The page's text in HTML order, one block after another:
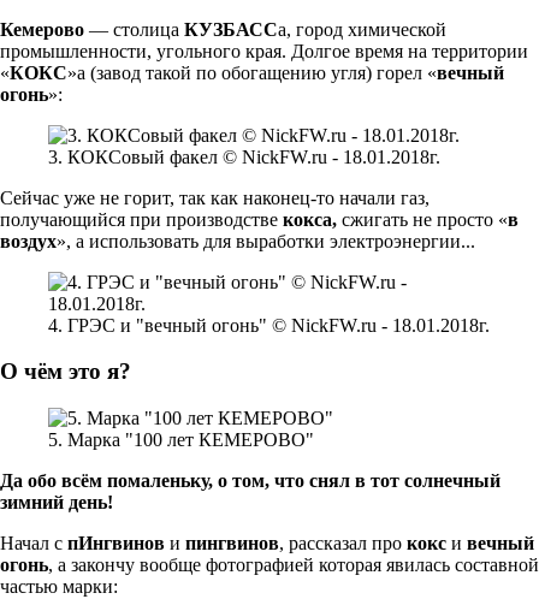
Кемерово — столица КУЗБАССа, город химической
промышленности, угольного края. Долгое время на территории
«КОКС»а (завод такой по обогащению угля) горел «вечный
огонь»:
3. КОКСовый факел © NickFW.ru - 18.01.2018г.
Сейчас уже не горит, так как наконец-то начали газ,
получающийся при производстве кокса, сжигать не просто «в
воздух», а использовать для выработки электроэнергии...
4. ГРЭС и "вечный огонь" © NickFW.ru - 18.01.2018г.
О чём это я?
5. Марка "100 лет КЕМЕРОВО"
Да обо всём помаленьку, о том, что снял в тот солнечный
зимний день!
Начал с пИнгвинов и пингвинов, рассказал про кокс и вечный
огонь, а закончу вообще фотографией которая явилась составной
частью марки: